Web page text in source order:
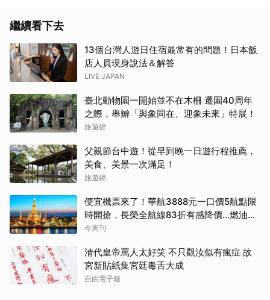
繼續看下去
13個台灣人遊日住宿最常有的問題！日本飯
店人員現身說法＆解答
LIVE JAPAN
臺北動物園一開始並不在木柵 遷園40周年
之際，舉辧「與象同在、迎象未來」特展！
旅遊經
父親節台中遊！從早到晚一日遊行程推薦，
美食、美景一次滿足！
旅遊經
便宜機票來了！華航3888元一口價5航點限
時開搶，長榮全航線83折有感降價…燃油稅
8/9調漲早買早省
今周刊
清代皇帝罵人太好笑 不只觀汝似有瘋症 故
宮新貼紙集宮廷毒舌大成
自由電子報